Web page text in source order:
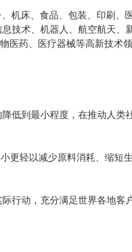
机床、食品、包装、印刷、
技术、机器人、航空航天、
医药、医疗器械等高新技术
低到最小程度，在推动人类
更轻以减少原料消耗、缩短
行动，充分满足世界各地客